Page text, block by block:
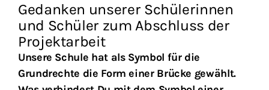
Gedanken unserer Schülerinnen
und Schüler zum Abschluss der
Projektarbeit
Unsere Schule hat als Symbol für die
Grundrechte die Form einer Brücke gewählt.